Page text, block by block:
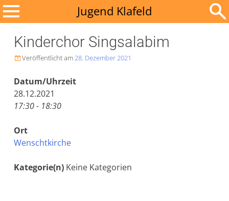
Zum
Inhalt
Jugend Klafeld
nach:Kinderchor Singsalabim
Veröffentlicht am28. Dezember 2021
Datum/Uhrzeit
28.12.2021
17:30 - 18:30
Ort
Wenschtkirche
Kategorie(n) Keine Kategorien